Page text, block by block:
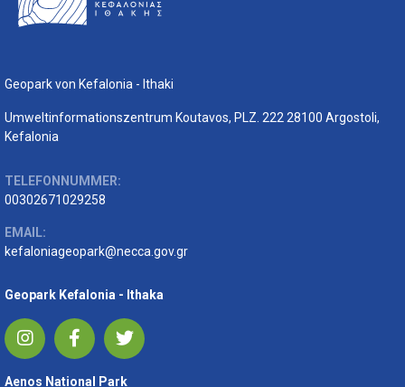
Geopark von Kefalonia - Ithaki
Umweltinformationszentrum Koutavos, PLZ. 222 28100 Argostoli,
Kefalonia
TELEFONNUMMER:
00302671029258
EMAIL:
kefaloniageopark@necca.gov.gr
Geopark Kefalonia - Ithaka
Aenos National Park